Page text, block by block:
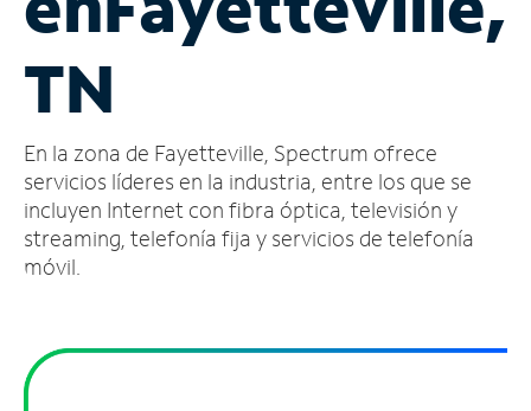
cuenta
Encuentra
tienda
TN
En la zona de Fayetteville, Spectrum ofrece
servicios líderes en la industria, entre los que se
incluyen Internet con fibra óptica, televisión y
streaming, telefonía fija y servicios de telefonía
móvil.